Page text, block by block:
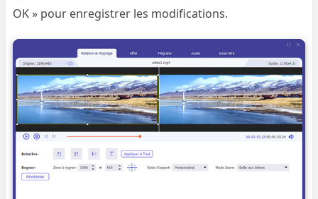
OK » pour enregistrer les modifications.